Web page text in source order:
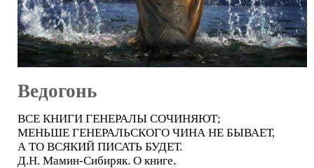
Ведогонь
ВСЕ КНИГИ ГЕНЕРАЛЫ СОЧИНЯЮТ;
МЕНЬШЕ ГЕНЕРАЛЬСКОГО ЧИНА НЕ БЫВАЕТ,
А ТО ВСЯКИЙ ПИСАТЬ БУДЕТ.
Д.Н. Мамин-Сибиряк. О книге.